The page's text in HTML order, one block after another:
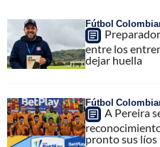
Fútbol
entre los
dejar huella
Fútbol
A Pereira
pronto sus líos